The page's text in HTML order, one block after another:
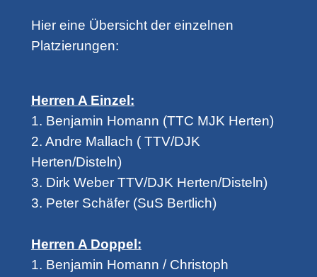
Hier eine Übersicht der einzelnen
Platzierungen:
Herren A Einzel:
1. Benjamin Homann (TTC MJK Herten)
2. Andre Mallach ( TTV/DJK
Herten/Disteln)
3. Dirk Weber TTV/DJK Herten/Disteln)
3. Peter Schäfer (SuS Bertlich)
Herren A Doppel:
1. Benjamin Homann / Christoph